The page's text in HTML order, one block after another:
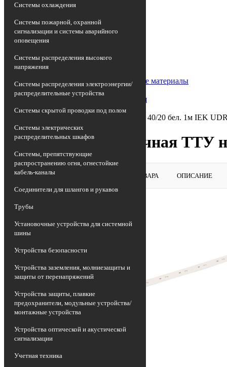
Системы охлаждения
Системы пожарной, охранной
сигнализации и системы аварийного
оповещения
Системы распределения высокого
напряжения
Системы распределения электроэнергии/
распределительные устройства
Системы скрытой проводки под полом
Системы электрических
распределительных шкафов
Системы, препятствующие
распространению огня, огнестойкие
кабель-каналы
Соединители для шлангов и рукавов
Трубы
Установочные устройства для системной
шины
Устройства безопасности
Устройства заземления, молниезащиты и
защиты от перенапряжений
Устройства защиты, плавкие
предохранители, модульные устройства/
монтажные устройства
Устройства оптической и акустической
сигнализации
Учетная техника
Главная страница
Каталог
•
Арматура кабельная/Изоляционные материалы
Заглушка термоусадочная концевая
•
Трубка термоусадочная ТТУ нг-LS 40/20 бел. 1м IEK
Трубка термоусадочная
ВЕРНУТЬСЯ В РАЗДЕЛ ОБЗОР ТОВАРА ОПИСАНИЕ